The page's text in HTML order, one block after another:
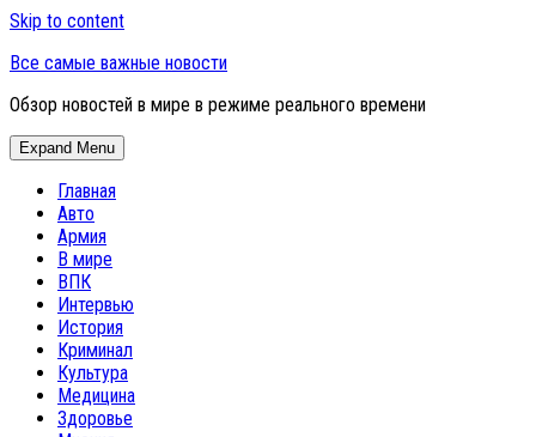
Skip to content
Все самые важные новости
Обзор новостей в мире в режиме реального времени
Expand Menu
Главная
Авто
Армия
В мире
ВПК
Интервью
История
Криминал
Культура
Медицина
Здоровье